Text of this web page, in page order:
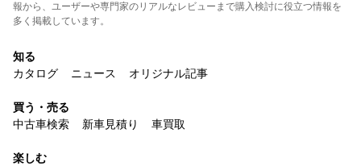
報から、ユーザーや専門家のリアルなレビューまで購入検討に役立つ情報を
多く掲載しています。
知る
カタログ
ニュース オリジナル記事
買う・売る
中古車検索
新車見積り 車買取
楽しむ